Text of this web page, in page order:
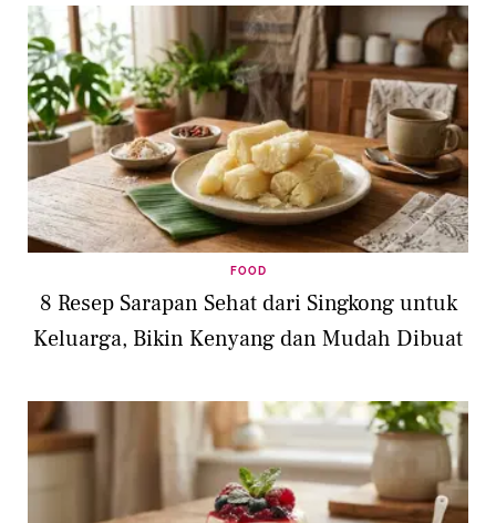
FOOD
8 Resep Sarapan Sehat dari Singkong untuk
Keluarga, Bikin Kenyang dan Mudah Dibuat